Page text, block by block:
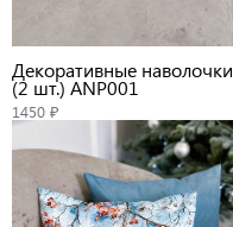
Декоративные наволочки
(2 шт.) ANP001
1450 ₽